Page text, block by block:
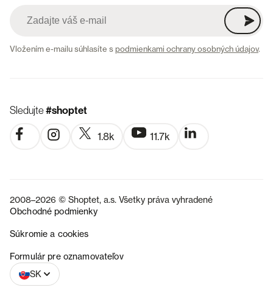
Vložením e-mailu súhlasíte spodmienkami ochrany osobných údajov.
Sledujte#shoptet
1.8k 11.7k
2008–2026 © Shoptet, a.s. Všetky práva vyhradené
Obchodné podmienky
Súkromie a cookies
Formulár pre oznamovateľov
SK